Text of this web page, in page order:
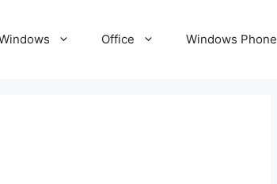
Office Windows Phone